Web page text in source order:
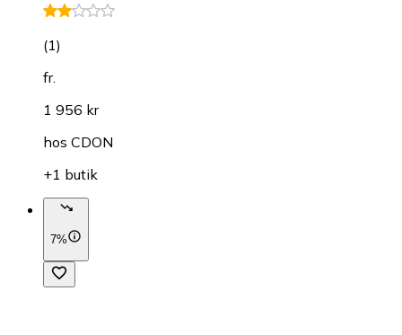
(1)
fr.
1 956 kr
hos CDON
+1 butik
7%